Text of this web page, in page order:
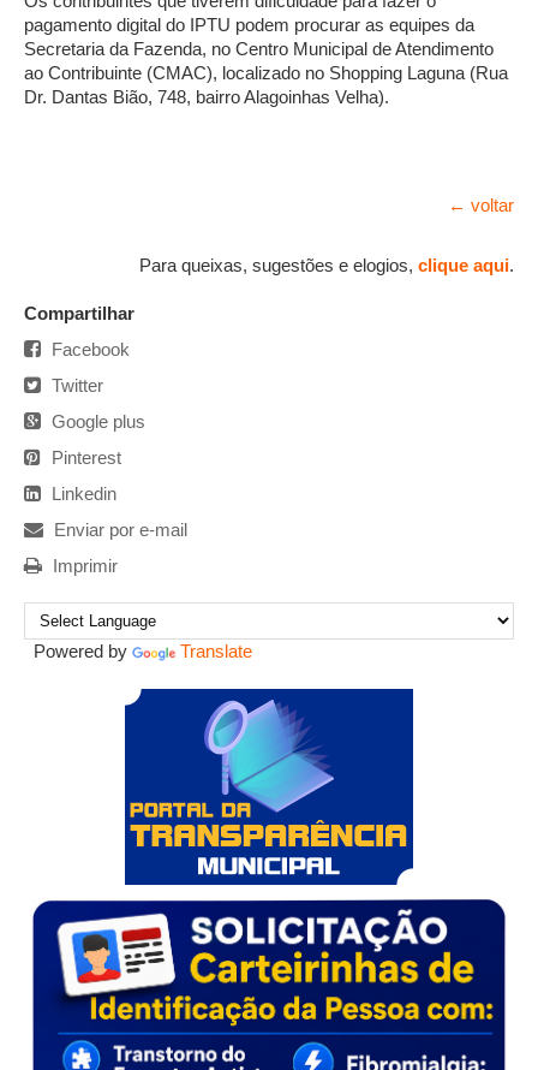
pagamento digital do IPTU podem procurar as equipes da
Secretaria da Fazenda, no Centro Municipal de Atendimento
ao Contribuinte (CMAC), localizado no Shopping Laguna (Rua
Dr. Dantas Bião, 748, bairro Alagoinhas Velha).
← voltar
Para queixas, sugestões e elogios, clique aqui.
Compartilhar
Facebook
Twitter
Google plus
Pinterest
Linkedin
Enviar por e-mail
Imprimir
Powered by Translate